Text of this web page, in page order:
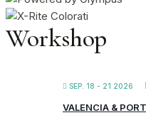
Workshop
SEP. 18 - 21 2026
VALENCIA &